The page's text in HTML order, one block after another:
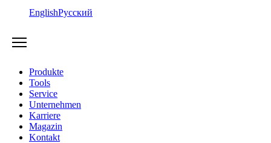
EnglishРусский
Produkte
Tools
Service
Unternehmen
Karriere
Magazin
Kontakt